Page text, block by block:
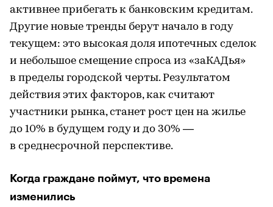
активнее прибегать к банковским кредитам.
Другие новые тренды берут начало в году
текущем: это высокая доля ипотечных сделок
и небольшое смещение спроса из «заКАДья»
в пределы городской черты. Результатом
действия этих факторов, как считают
участники рынка, станет рост цен на жилье
до 10% в будущем году и до 30% —
в среднесрочной перспективе.
Когда граждане поймут, что времена
изменились